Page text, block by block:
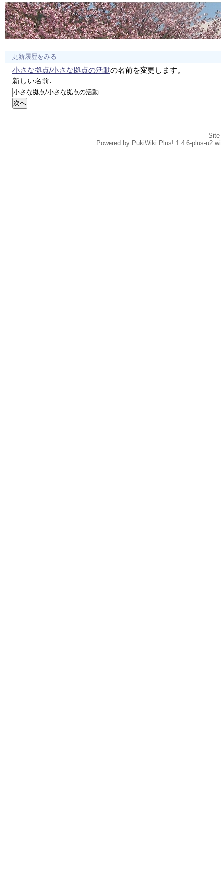
更新履歴をみる
小さな拠点/小さな拠点の活動の名前を変更します。
新しい名前:
Powered by PukiWiki Plus! 1.4.6-plus-u2